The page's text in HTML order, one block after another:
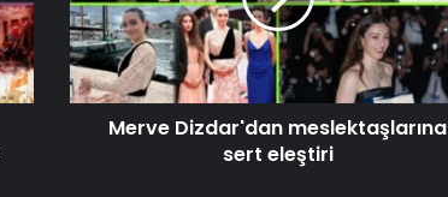
Merve Dizdar'dan meslektaşlarına
sert eleştiri